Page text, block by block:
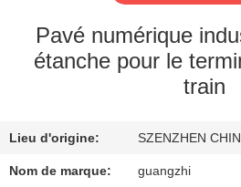
VISITE
D'USINE
DE
QUALITÉ
Pavé numérique
étanche pour le
train
Lieu d'origine: SZENZHEN
Nom de marque: guangzhi